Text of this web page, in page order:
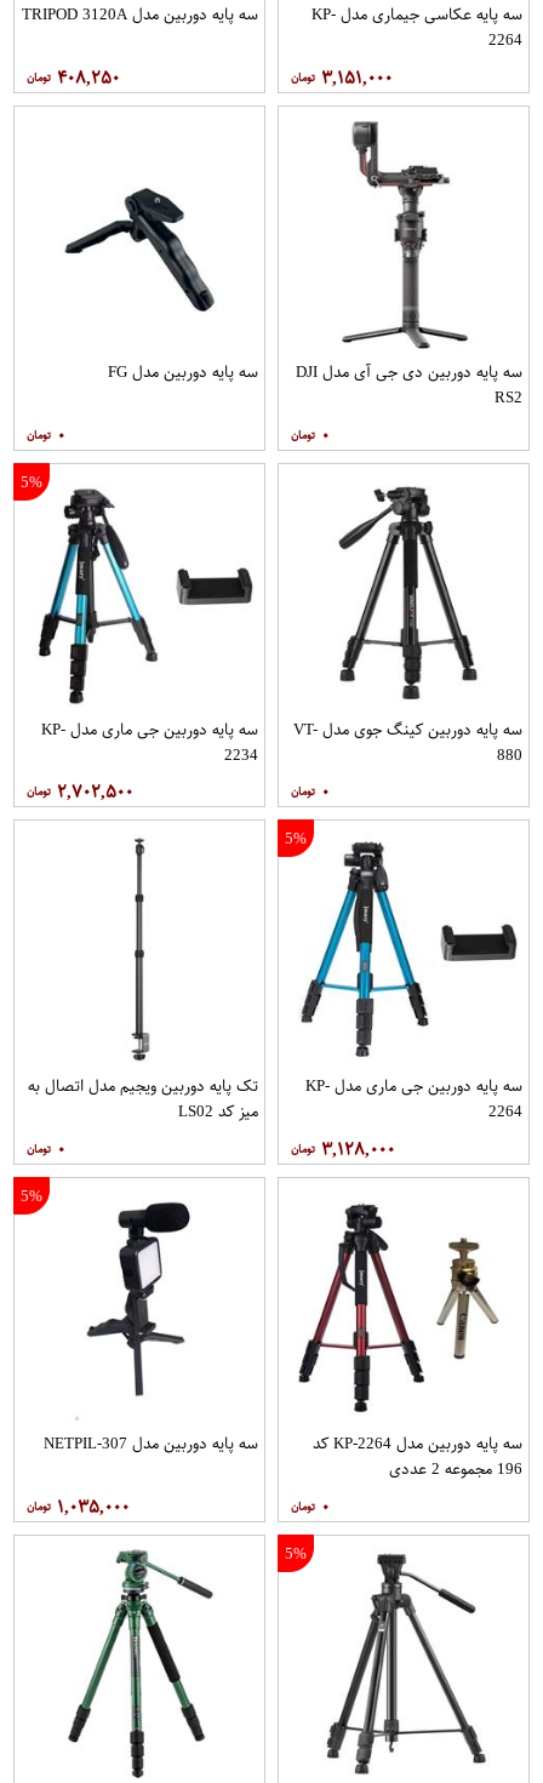
سه پایه عکاسی جیماری مدل KP-
2264
۳,۱۵۱,۰۰۰
سه پایه دوربین مدل TRIPOD 3120A
۴۰۸,۲۵۰
سه پایه دوربین دی جی آی مدل DJI
RS2
۰
سه پایه دوربین مدل FG
۰
سه پایه دوربین کینگ جوی مدل VT-
880
۰
5%
سه پایه دوربین جی ماری مدل KP-
2234
۲,۷۰۲,۵۰۰
5%
سه پایه دوربین جی ماری مدل KP-
2264
۳,۱۲۸,۰۰۰
تک پایه دوربین ویجیم مدل اتصال به
میز کد LS02
۰
سه پایه دوربین مدل KP-2264 کد
196 مجموعه 2 عددی
۰
5%
سه پایه دوربین مدل NETPIL-307
۱,۰۳۵,۰۰۰
5%